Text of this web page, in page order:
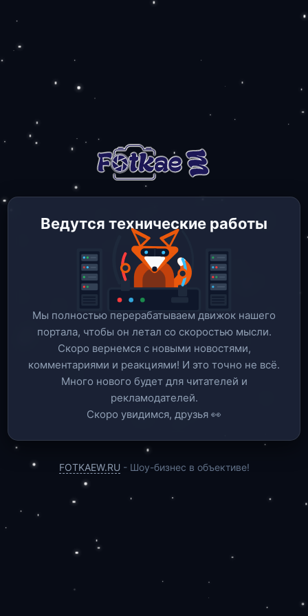
Ведутся технические работы
Мы полностью перерабатываем движок нашего
портала, чтобы он летал со скоростью мысли.
Скоро вернемся c новыми новостями,
комментариями и реакциями! И это точно не всё.
Много нового будет для читателей и
рекламодателей.
Скоро увидимся, друзья 👀
FOTKAEW.RU - Шоу-бизнес в объективе!